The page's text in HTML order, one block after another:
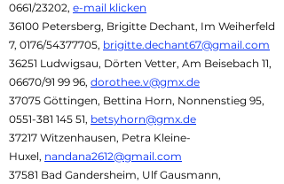
0661/23202, e-mail klicken
36100 Petersberg, Brigitte Dechant, Im Weiherfeld
7, 0176/54377705, brigitte.dechant67@gmail.com
36251 Ludwigsau, Dörten Vetter, Am Beisebach 11,
06670/91 99 96, dorothee.v@gmx.de
37075 Göttingen, Bettina Horn, Nonnenstieg 95,
0551-381 145 51, betsyhorn@gmx.de
37217 Witzenhausen, Petra Kleine-
Huxel, nandana2612@gmail.com
37581 Bad Gandersheim, Ulf Gausmann,